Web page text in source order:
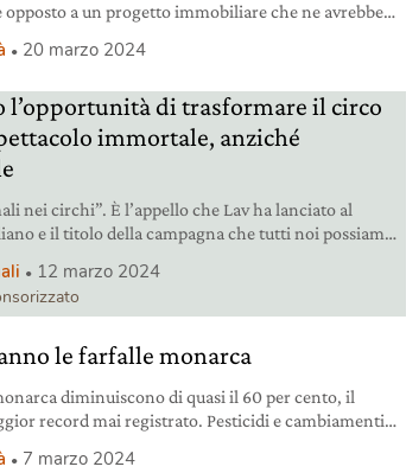
opposto a un progetto immobiliare che ne avrebbe
20 marzo 2024
l’opportunità di trasformare il circo
immortale, anziché
nei circhi”. È l’appello che Lav ha lanciato al
e il titolo della campagna che tutti noi possiamo
12 marzo 2024
le farfalle monarca
diminuiscono di quasi il 60 per cento, il
record mai registrato. Pesticidi e cambiamenti
7 marzo 2024